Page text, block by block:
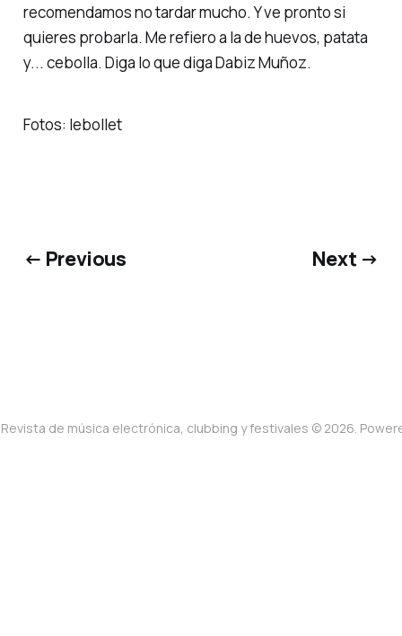
recomendamos no tardar mucho. Y ve pronto si
quieres probarla. Me refiero a la de huevos, patata
y... cebolla. Diga lo que diga Dabiz Muñoz.
Fotos: lebollet
← Previous Next →
de música electrónica, clubbing y festivales © 2026.